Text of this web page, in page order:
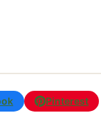
Pinterest